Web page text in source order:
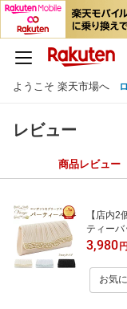
ようこそ 楽天市場へ
レビュー
商品レビュー
【店内
ティー
ック フ
パーテ
3,980円
お気